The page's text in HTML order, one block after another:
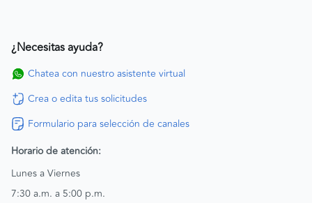
¿Necesitas ayuda?
Chatea con nuestro asistente virtual
Crea o edita tus solicitudes
Formulario para selección de canales
Horario de atención:
Lunes a Viernes
7:30 a.m. a 5:00 p.m.